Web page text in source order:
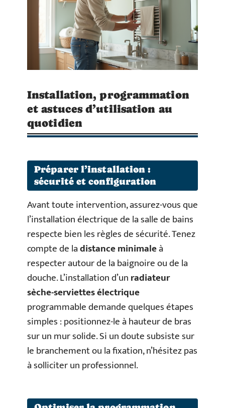
Installation, programmation
et astuces d’utilisation au
quotidien
Préparer l’installation :
sécurité et configuration
Avant toute intervention, assurez-vous que
l’installation électrique de la salle de bains
respecte bien les règles de sécurité. Tenez
compte de ladistance minimaleà
respecter autour de la baignoire ou de la
douche. L’installation d’unradiateur
sèche-serviettes électrique
programmable demande quelques étapes
simples : positionnez-le à hauteur de bras
sur un mur solide. Si un doute subsiste sur
le branchement ou la fixation, n’hésitez pas
à solliciter un professionnel.